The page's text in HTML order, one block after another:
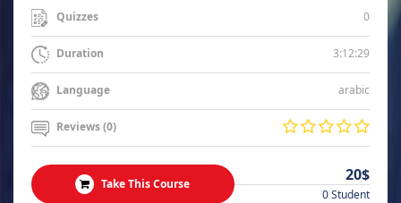
Quizzes 0
Duration 3:12:29
Language arabic
Reviews (0)
Take This Course 20$
0 Student